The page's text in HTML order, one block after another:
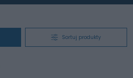
Sortuj produkty